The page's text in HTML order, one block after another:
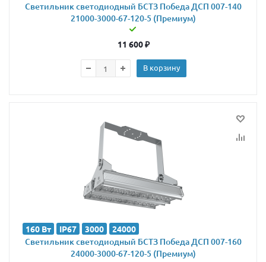
Светильник светодиодный БСТЗ Победа ДСП 007-140
21000-3000-67-120-5 (Премиум)
11 600₽
В корзину
160 Вт IP67 3000 24000
Светильник светодиодный БСТЗ Победа ДСП 007-160
24000-3000-67-120-5 (Премиум)